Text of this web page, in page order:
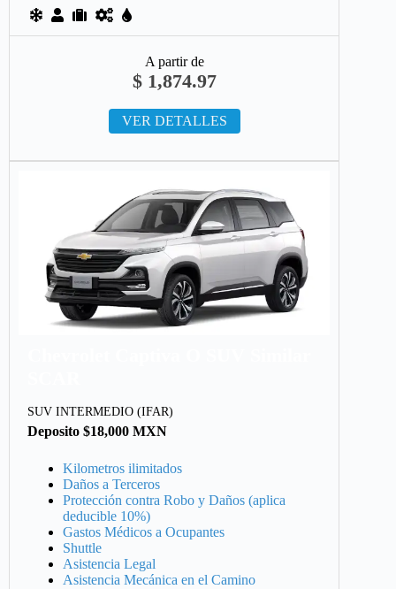
A partir de
$ 1,874.97
VER DETALLES
SUV INTERMEDIO (IFAR)
Deposito $18,000 MXN
Kilometros ilimitados
Daños a Terceros
Protección contra Robo y Daños (aplica
deducible 10%)
Gastos Médicos a Ocupantes
Shuttle
Asistencia Legal
Asistencia Mecánica en el Camino